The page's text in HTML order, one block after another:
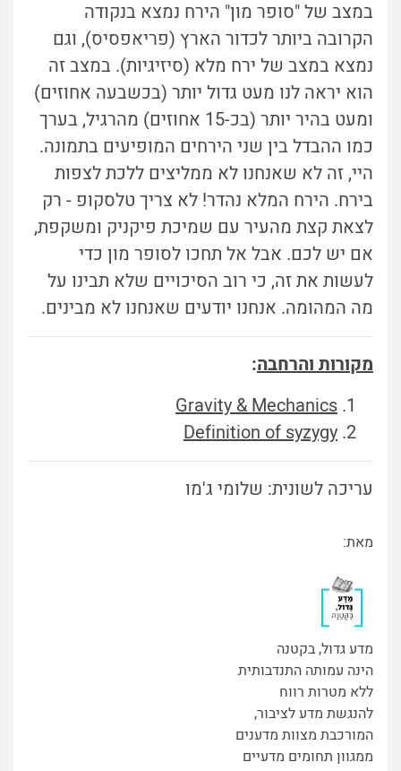
במצב של "סופר מון" הירח נמצא בנקודה
הקרובה ביותר לכדור הארץ (פריאפסיס), וגם
נמצא במצב של ירח מלא (סיזיגיות). במצב זה
הוא יראה לנו מעט גדול יותר (בכשבעה אחוזים)
ומעט בהיר יותר (בכ-15 אחוזים) מהרגיל, בערך
כמו ההבדל בין שני הירחים המופיעים בתמונה.
היי, זה לא שאנחנו לא ממליצים ללכת לצפות
בירח. הירח המלא נהדר! לא צריך טלסקופ - רק
לצאת קצת מהעיר עם שמיכת פיקניק ומשקפת,
אם יש לכם. אבל אל תחכו לסופר מון כדי
לעשות את זה, כי רוב הסיכויים שלא תבינו על
מה המהומה. אנחנו יודעים שאנחנו לא מבינים.
מקורות והרחבה:
Gravity & Mechanics
Definition of syzygy
עריכה לשונית: שלומי ג'מו
מאת:
מדע גדול, בקטנה
הינה עמותה התנדבותית
ללא מטרות רווח
להנגשת מדע לציבור,
המורכבת מצוות מדענים
ממגוון תחומים מדעיים